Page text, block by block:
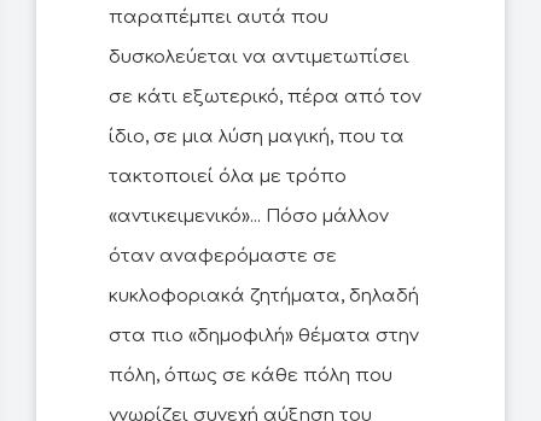
παραπέμπει αυτά που
δυσκολεύεται να αντιμετωπίσει
σε κάτι εξωτερικό, πέρα από τον
ίδιο, σε μια λύση μαγική, που τα
τακτοποιεί όλα με τρόπο
«αντικειμενικό»... Πόσο μάλλον
όταν αναφερόμαστε σε
κυκλοφοριακά ζητήματα, δηλαδή
στα πιο «δημοφιλή» θέματα στην
πόλη, όπως σε κάθε πόλη που
γνωρίζει συνεχή αύξηση του